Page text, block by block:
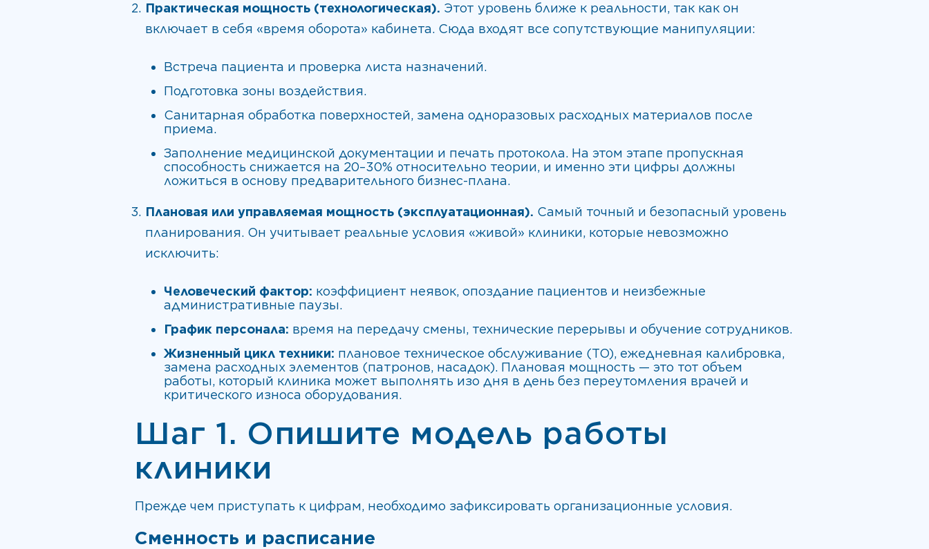
Практическая мощность (технологическая). Этот уровень ближе к реальности, так как он
включает в себя «время оборота» кабинета. Сюда входят все сопутствующие манипуляции:
Встреча пациента и проверка листа назначений.
Подготовка зоны воздействия.
Санитарная обработка поверхностей, замена одноразовых расходных материалов после
приема.
Заполнение медицинской документации и печать протокола. На этом этапе пропускная
способность снижается на 20–30% относительно теории, и именно эти цифры должны
ложиться в основу предварительного бизнес-плана.
Плановая или управляемая мощность (эксплуатационная). Самый точный и безопасный уровень
планирования. Он учитывает реальные условия «живой» клиники, которые невозможно
исключить:
Человеческий фактор: коэффициент неявок, опоздание пациентов и неизбежные
административные паузы.
График персонала: время на передачу смены, технические перерывы и обучение сотрудников.
Жизненный цикл техники: плановое техническое обслуживание (ТО), ежедневная калибровка,
замена расходных элементов (патронов, насадок). Плановая мощность — это тот объем
работы, который клиника может выполнять изо дня в день без переутомления врачей и
критического износа оборудования.
Шаг 1. Опишите модель работы
клиники
Прежде чем приступать к цифрам, необходимо зафиксировать организационные условия.
Сменность и расписание